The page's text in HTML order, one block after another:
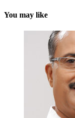
You may like